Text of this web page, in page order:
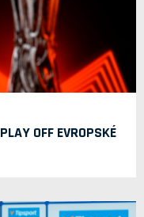
OFF EVROPSKÉ